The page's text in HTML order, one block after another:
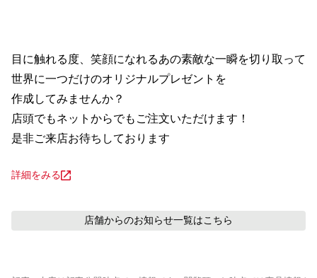
目に触れる度、笑顔になれるあの素敵な一瞬を切り取って
世界に一つだけのオリジナルプレゼントを
作成してみませんか？
店頭でもネットからでもご注文いただけます！
是非ご来店お待ちしております
詳細をみる
店舗からのお知らせ一覧はこちら